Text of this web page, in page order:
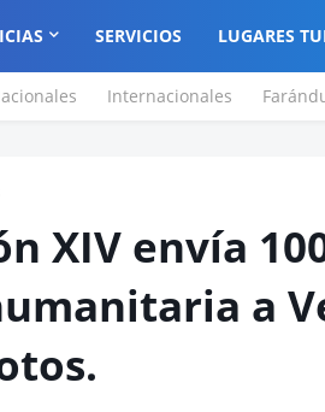
SERVICIOS LUGARES
Internacionales
XIV envía
a